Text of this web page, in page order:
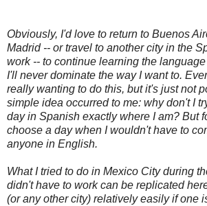
Obviously, I'd love to return to Buenos
Madrid -- or travel to another city in the
work -- to continue learning the
I'll never dominate the way I want to.
really wanting to do this, but it's just not
simple idea occurred to me: why don't I
day in Spanish exactly where I am? But
choose a day when I wouldn't have to
anyone in English.
What I tried to do in Mexico City during
didn't have to work can be replicated
(or any other city) relatively easily if one